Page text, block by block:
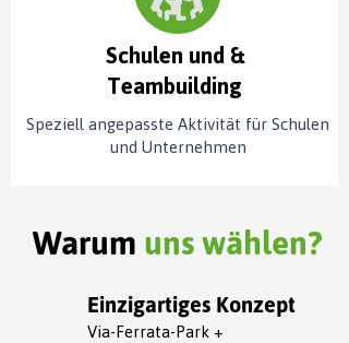
Schulen und &
Teambuilding
Speziell angepasste Aktivität für Schulen
und Unternehmen
Warum uns wählen?
Einzigartiges Konzept
Via-Ferrata-Park +